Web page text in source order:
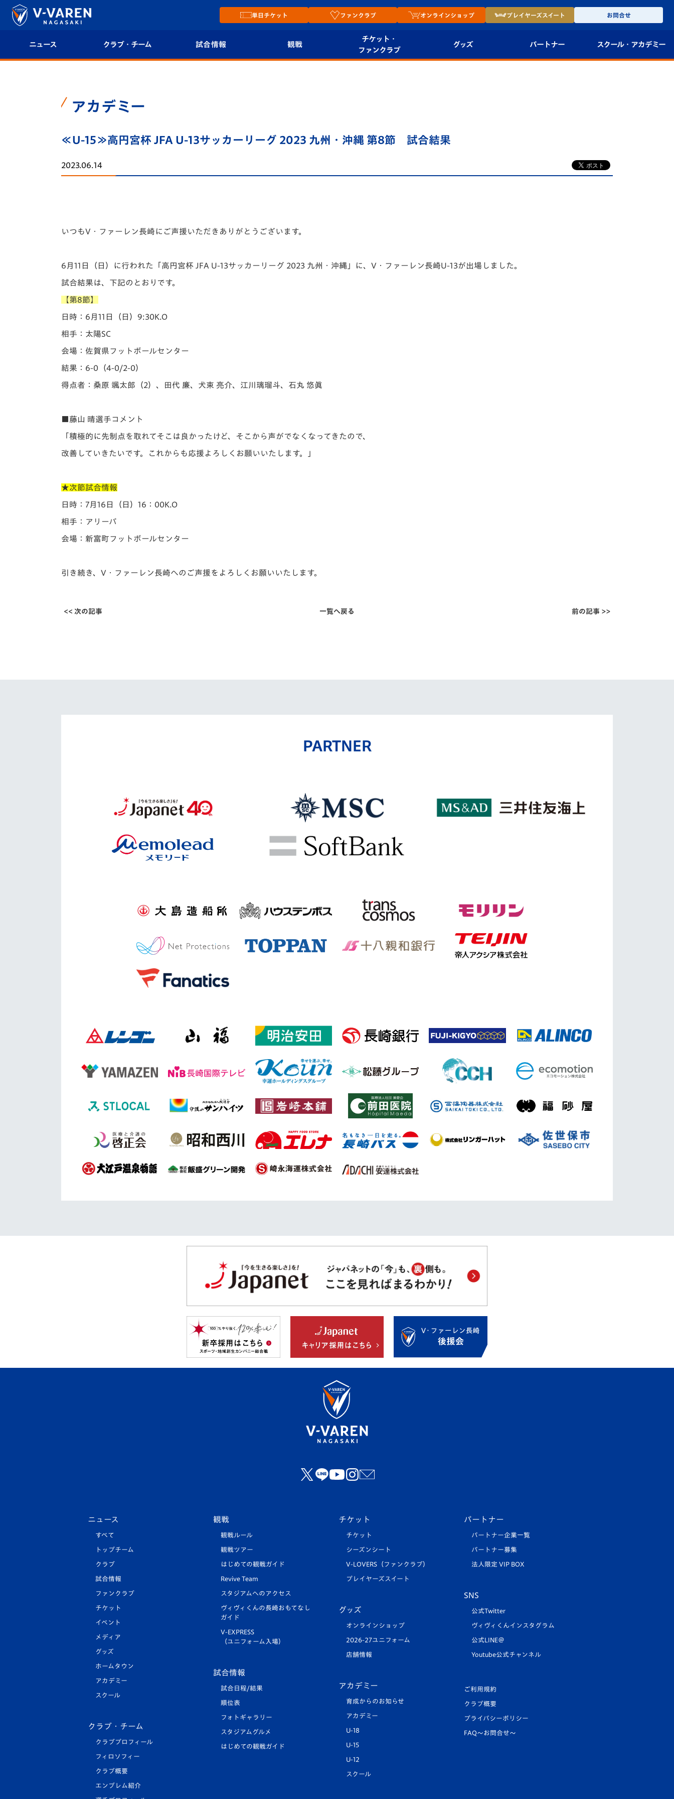
単日チケット ファンクラブ オンラインショップ プレイヤーズスイート お問合せ
ニュース クラブ・チーム
選手プロフィール
場）
応援メディア
平和祈念活動
ホームタウン活動
試合情報
フォトギャラリー
観戦
Revive Team
V-EXPRESS（ユニフ
チケット・
ファンクラブ
グッズ
店舗情報
パートナー スクール・ アカデミー
スクール
アカデミー
≪U-15≫高円宮杯 JFA U-13サッカーリーグ 2023 九州・沖縄 第8節 試合結果
2023.06.14
いつもV・ファーレン長崎にご声援いただきありがとうございます。
6月11日（日）に行われた「️高円宮杯 JFA U-13サッカーリーグ 2023 九州・沖縄」に、V・ファーレン長崎U-13が出場しました。
試合結果は、下記のとおりです。
【第8節】
日時：6月11日（日）9:30K.O
相手：太陽SC
会場：佐賀県フットボールセンター
結果：6-0（4-0/2-0）
得点者：桑原 颯太郎（2）、田代 廉、犬束 亮介、江川璃瑠斗、石丸 悠眞
■藤山 晴選手コメント
「積極的に先制点を取れてそこは良かったけど、そこから声がでなくなってきたので、
改善していきたいです。これからも応援よろしくお願いいたします。」
★次節試合情報
日時：7月16日（日）16：00K.O
相手：アリーバ
会場：新富町フットボールセンター
引き続き、V・ファーレン長崎へのご声援をよろしくお願いいたします。
<< 次の記事 一覧へ戻る 前の記事 >>
PARTNER
ニュース
すべて
トップチーム
クラブ
試合情報
ファンクラブ
チケット
イベント
メディア
グッズ
ホームタウン
アカデミー
スクール
クラブ・チーム
クラブプロフィール
フィロソフィー
クラブ概要
エンブレム紹介
観戦
観戦ルール
観戦ツアー
はじめての観戦ガイド
Revive Team
スタジアムへのアクセス
ヴィヴィくんの長崎おもてなし
ガイド
V-EXPRESS
（ユニフォーム入場）
試合情報
試合日程/結果
順位表
フォトギャラリー
スタジアムグルメ
はじめての観戦ガイド
チケット
チケット
シーズンシート
V-LOVERS（ファンクラブ）
プレイヤーズスイート
グッズ
オンラインショップ
2026-27ユニフォーム
店舗情報
アカデミー
育成からのお知らせ
アカデミー
U-18
U-15
U-12
スクール
パートナー
パートナー企業一覧
パートナー募集
法人限定 VIP BOX
SNS
公式Twitter
ヴィヴィくんインスタグラム
公式LINE＠
Youtube公式チャンネル
ご利用規約
クラブ概要
プライバシーポリシー
FAQ〜お問合せ〜